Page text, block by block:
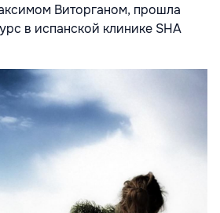
Виторганом, прошла
в испанской клинике SHA